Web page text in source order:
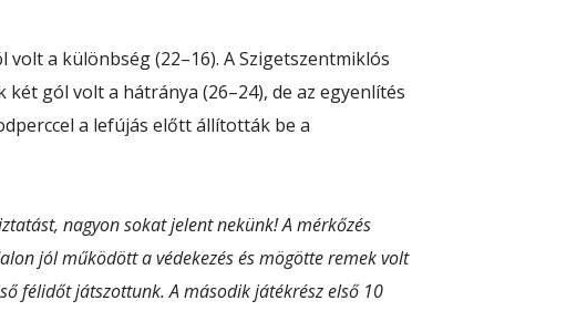
a különbség (22–16). A Szigetszentmiklós
gól volt a hátránya (26–24), de az egyenlítés
a lefújás előtt állították be a
nagyon sokat jelent nekünk! A mérkőzés
jól működött a védekezés és mögötte remek volt
félidőt játszottunk. A második játékrész első 10